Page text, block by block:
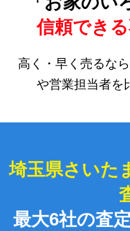
信頼でき
高く・早く売るな
や営業担当者を
埼玉県さいた
最大6社の査